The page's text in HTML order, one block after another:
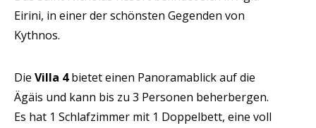
Eirini, in einer der schönsten Gegenden von
Kythnos.
Die Villa 4bietet einen Panoramablick auf die
Ägäis und kann bis zu 3 Personen beherbergen.
Es hat 1 Schlafzimmer mit 1 Doppelbett, eine voll